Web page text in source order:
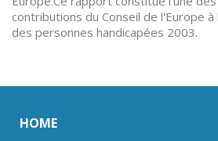
contributions du Conseil de l'Europe
des personnes handicapées 2003.
HOME